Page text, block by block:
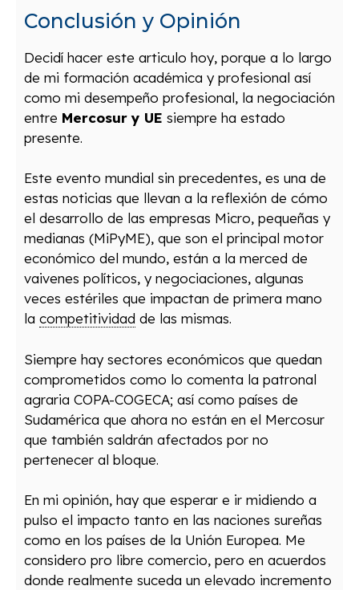
Conclusión y Opinión
Decidí hacer este articulo hoy, porque a lo largo
de mi formación académica y profesional así
como mi desempeño profesional, la negociación
entre Mercosur y UE siempre ha estado
presente.
Este evento mundial sin precedentes, es una de
estas noticias que llevan a la reflexión de cómo
el desarrollo de las empresas Micro, pequeñas y
medianas (MiPyME), que son el principal motor
económico del mundo, están a la merced de
vaivenes políticos, y negociaciones, algunas
veces estériles que impactan de primera mano
la competitividad de las mismas.
Siempre hay sectores económicos que quedan
comprometidos como lo comenta la patronal
agraria COPA-COGECA; así como países de
Sudamérica que ahora no están en el Mercosur
que también saldrán afectados por no
pertenecer al bloque.
En mi opinión, hay que esperar e ir midiendo a
pulso el impacto tanto en las naciones sureñas
como en los países de la Unión Europea. Me
considero pro libre comercio, pero en acuerdos
donde realmente suceda un elevado incremento